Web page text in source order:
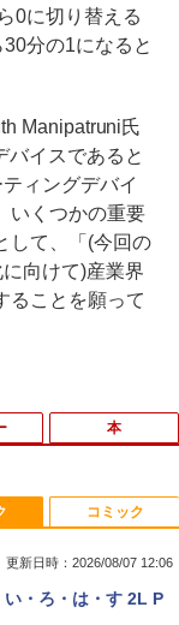
0に切り替える
分の1になると
Manipatruni氏
バイスであると
ィングデバイ
いくつかの重要
して、「(今回の
向けて)産業界
ることを願って
U9312 U
U9310X U
UH90修理交換用
Windows11 64
メモリー8GB 高
+HDD1TB 無線
トップパソコン
1243105
LCD-MF224EDW
ト LCD LEDバ
1920x1080） 16:9
沢 ノングレア HD
ディスプレイ PS
本
巻 【電子書籍】
オフホワイト
Milli, ATL Jacob
更新日時：2026/08/07 12:06
・ろ・は・す 2L P
コミック